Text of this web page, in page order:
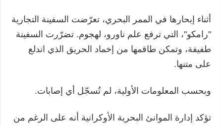
أثناء إبحارها في الممر البحري، تعرّضت السفينة التجارية
"رامكو"، التي ترفع علم ناورو، لهجوم. تضرّرت السفينة
طفيفة، وتمكن طاقمها من إخماد الحريق الذي اندلع
على متنها.
وبحسب المعلومات الأولية، لم تُسجّل أي إصابات.
تؤكد إدارة الموانئ البحرية الأوكرانية أنه على الرغم من